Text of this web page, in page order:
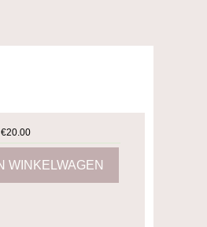
€20.00